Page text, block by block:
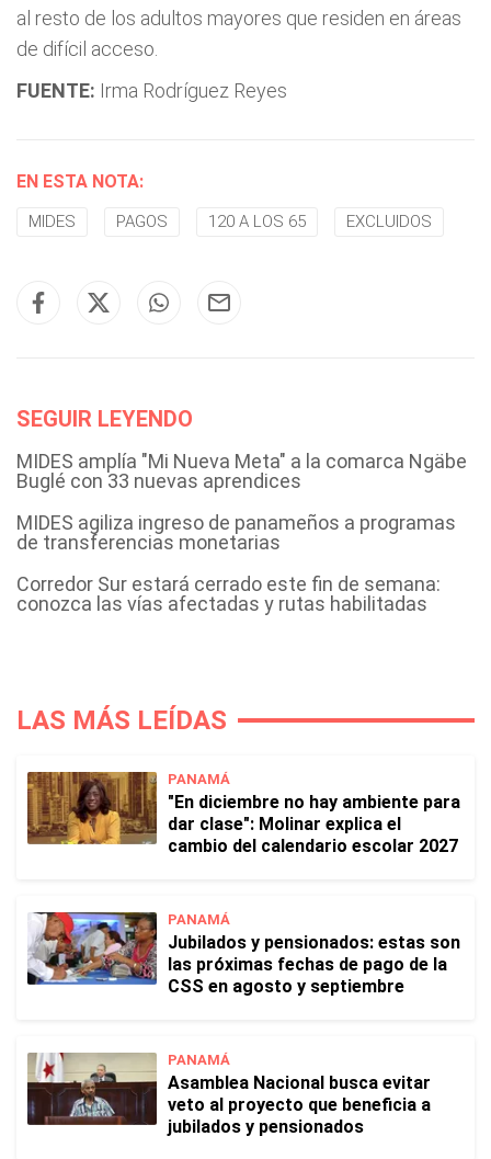
al resto de los adultos mayores que residen en áreas
de difícil acceso.
FUENTE: Irma Rodríguez Reyes
EN ESTA NOTA:
MIDES PAGOS 120 A LOS 65 EXCLUIDOS
SEGUIR LEYENDO
MIDES amplía "Mi Nueva Meta" a la comarca Ngäbe
Buglé con 33 nuevas aprendices
MIDES agiliza ingreso de panameños a programas
de transferencias monetarias
Corredor Sur estará cerrado este fin de semana:
conozca las vías afectadas y rutas habilitadas
LAS MÁS LEÍDAS
PANAMÁ
"En diciembre no hay ambiente para
dar clase": Molinar explica el
cambio del calendario escolar 2027
PANAMÁ
Jubilados y pensionados: estas son
las próximas fechas de pago de la
CSS en agosto y septiembre
PANAMÁ
Asamblea Nacional busca evitar
veto al proyecto que beneficia a
jubilados y pensionados